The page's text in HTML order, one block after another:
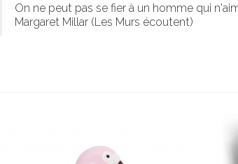
On ne peut pas se fier à un homme qui
Margaret Millar (Les Murs écoutent)